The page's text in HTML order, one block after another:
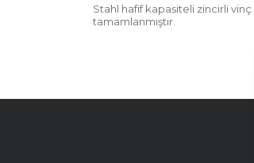
Stahl hafif kapasiteli zincirli vinç
tamamlanmıştır.